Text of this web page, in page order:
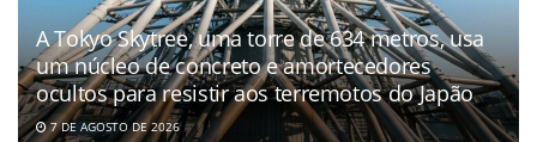
A Tokyo Skytree, uma torre de 634 metros, usa
um núcleo de concreto e amortecedores
ocultos para resistir aos terremotos do Japão
7 DE AGOSTO DE 2026